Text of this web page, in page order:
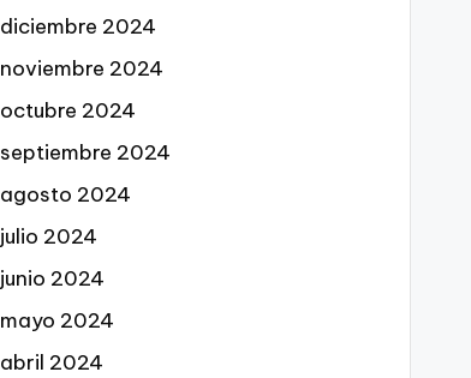
diciembre 2024
noviembre 2024
octubre 2024
septiembre 2024
agosto 2024
julio 2024
junio 2024
mayo 2024
abril 2024